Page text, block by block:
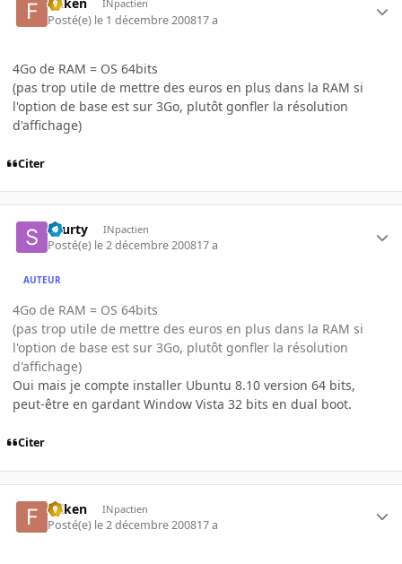
folken INpactien
Posté(e) le 1 décembre 200817 a
4Go de RAM = OS 64bits
(pas trop utile de mettre des euros en plus dans la RAM si
l'option de base est sur 3Go, plutôt gonfler la résolution
d'affichage)
Citer
skurty INpactien
Posté(e) le 2 décembre 200817 a
AUTEUR
4Go de RAM = OS 64bits
(pas trop utile de mettre des euros en plus dans la RAM si
l'option de base est sur 3Go, plutôt gonfler la résolution
d'affichage)
Oui mais je compte installer Ubuntu 8.10 version 64 bits,
peut-être en gardant Window Vista 32 bits en dual boot.
Citer
folken INpactien
Posté(e) le 2 décembre 200817 a